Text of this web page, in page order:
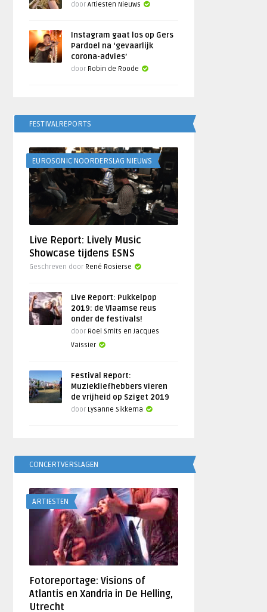
doorArtiesten Nieuws
Instagram gaat los op Gers
Pardoel na ‘gevaarlijk
corona-advies’
door Robin de Roode
FESTIVALREPORTS
EUROSONIC NOORDERSLAG NIEUWS
Live Report: Lively Music
Showcase tijdens ESNS
Geschreven door René Rosierse
Live Report: Pukkelpop
2019: de Vlaamse reus
onder de festivals!
door Roel Smits en Jacques
Vaissier
Festival Report:
Muziekliefhebbers vieren
de vrijheid op Sziget 2019
door Lysanne Sikkema
CONCERTVERSLAGEN
ARTIESTEN
Fotoreportage: Visions of
Atlantis en Xandria in De Helling,
Utrecht